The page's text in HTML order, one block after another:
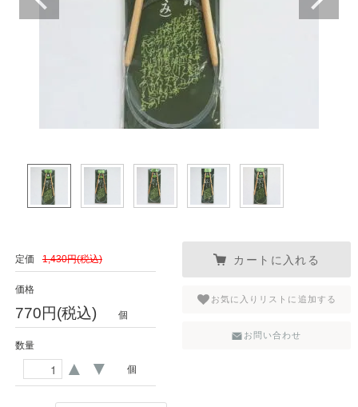
定価 1,430円(税込)
価格
770円(税込) 個
数量
▲ ▼ 個
カートに入れる
お気に入りリストに追加する
お問い合わせ